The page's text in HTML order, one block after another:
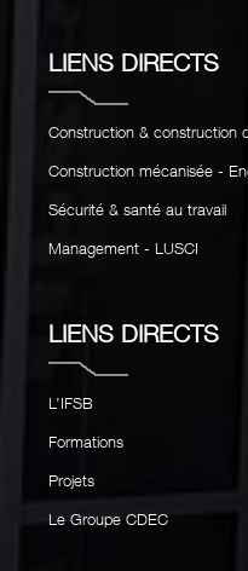
LIENS DIRECTS
Construction & construction
Construction mécanisée -
Sécurité & santé au travail
Management - LUSCI
LIENS DIRECTS
L’IFSB
Formations
Projets
Le Groupe CDEC